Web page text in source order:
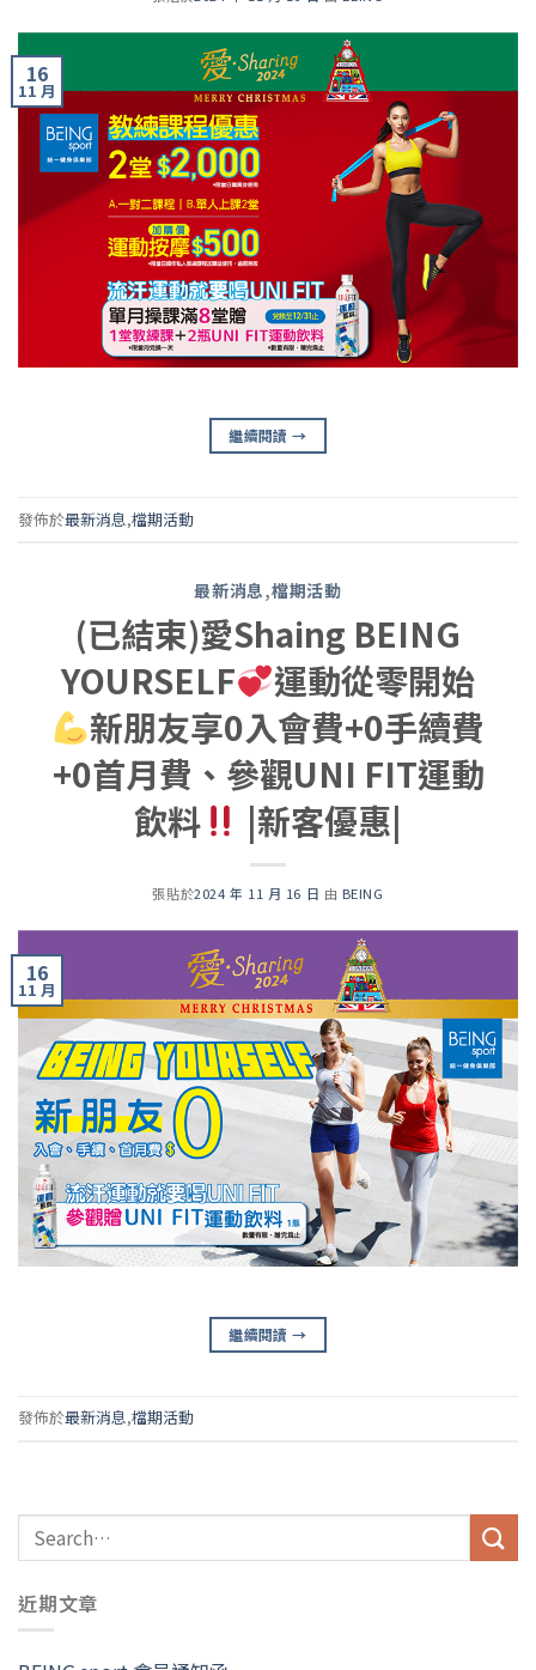
16
11 月
繼續閱讀→
發佈於最新消息,檔期活動
最新消息,檔期活動
(已結束)愛Shaing BEING
YOURSELF
運動從零開始
新朋友享0入會費+0手續費
+0首月費、參觀UNI FIT運動
飲料
|新客優惠|
張貼於2024 年 11 月 16 日 由 BEING
16
11 月
繼續閱讀→
發佈於最新消息,檔期活動
近期文章